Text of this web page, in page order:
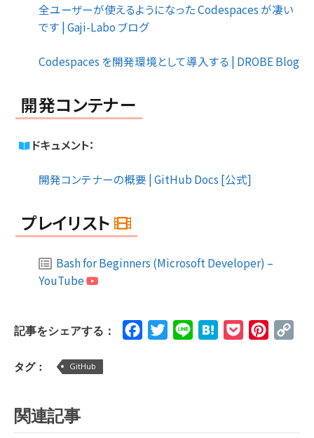
全ユーザーが使えるようになった Codespaces が凄い
です | Gaji-Labo ブログ
Codespaces を開発環境として導入する | DROBE Blog
開発コンテナー
ドキュメント：
開発コンテナーの概要 | GitHub Docs [公式]
プレイリスト
Bash for Beginners (Microsoft Developer) –
YouTube
記事をシェアする： FacebookTwitterLine HatenaPocket
タグ： GitHub
関連記事